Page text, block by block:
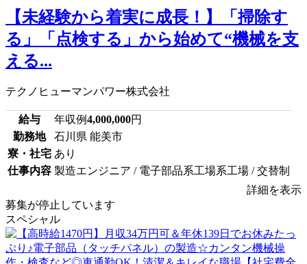
【未経験から着実に成長！】「掃除す
る」「点検する」から始めて“機械を支
える...
テクノヒューマンパワー株式会社
給与 年収例4,000,000円
勤務地
石川県 能美市
寮・社宅 あり
仕事内容 製造エンジニア / 電子部品系工場系工場 / 交替制
詳細を表示
募集が停止しています
スペシャル